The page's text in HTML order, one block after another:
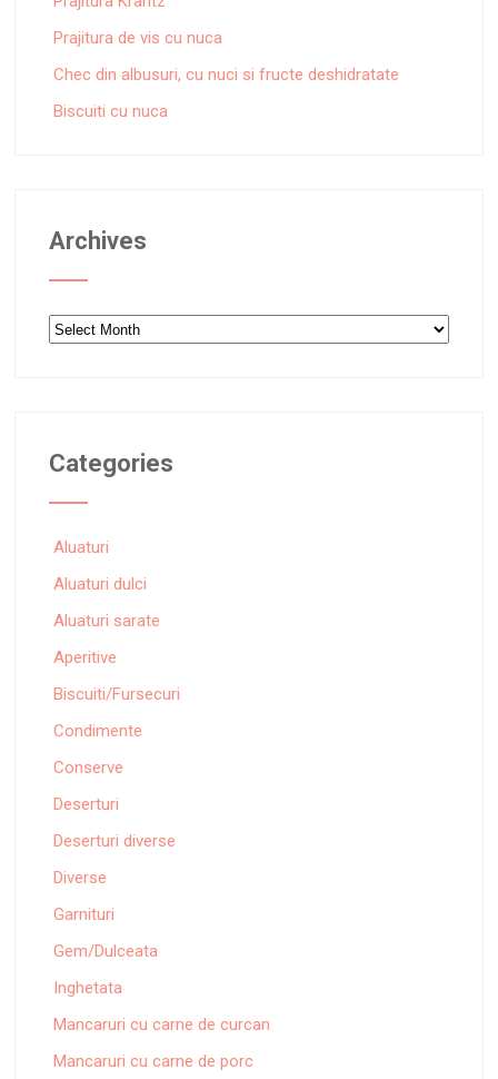
Prajitura de vis cu nuca
Chec din albusuri, cu nuci si fructe deshidratate
Biscuiti cu nuca
Archives
Archives
Categories
Aluaturi
Aluaturi dulci
Aluaturi sarate
Aperitive
Biscuiti/Fursecuri
Condimente
Conserve
Deserturi
Deserturi diverse
Diverse
Garnituri
Gem/Dulceata
Inghetata
Mancaruri cu carne de curcan
Mancaruri cu carne de porc